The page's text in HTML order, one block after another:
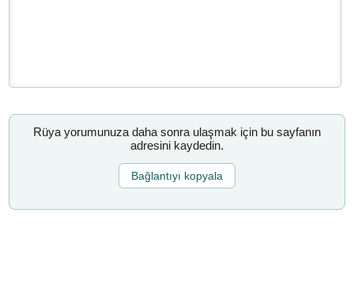
Rüya yorumunuza daha sonra ulaşmak için bu sayfanın
adresini kaydedin.
Bağlantıyı kopyala